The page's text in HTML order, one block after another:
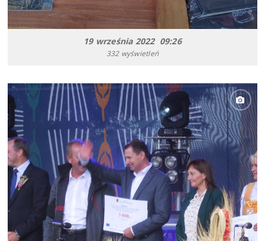
19 września 2022 09:26
332 wyświetleń